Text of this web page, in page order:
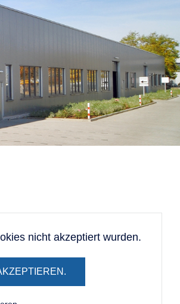
nicht akzeptiert wurden.